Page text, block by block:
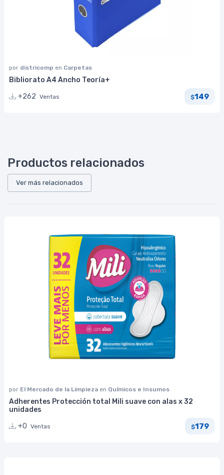
por districomp en Carpetas
Bibliorato A4 Ancho Teoría+
+262 Ventas $149
Productos relacionados
Ver más relacionados
por El Mercado de la Limpieza en Químicos e Insumos
Adherentes Protección total Mili suave con alas x 32
unidades
+0 Ventas $179